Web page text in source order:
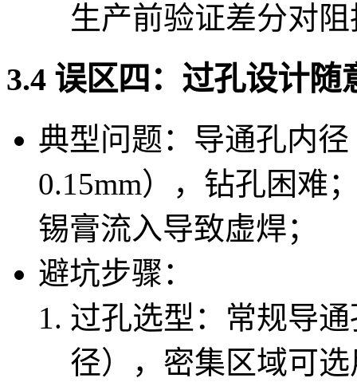
生产前验证差分对
3.4 误区四：过孔设计
典型问题：导通孔内
0.15mm），钻孔困难
锡膏流入导致虚焊；
避坑步骤：
过孔选型：常规导
径），密集区域可